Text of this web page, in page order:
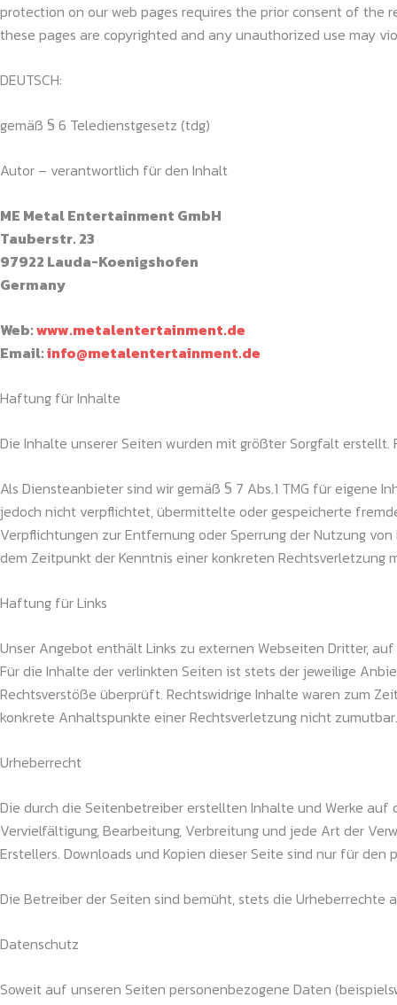
protection on our web pages requires the prior consent of the
these pages are copyrighted and any unauthorized use may
DEUTSCH:
gemäß § 6 Teledienstgesetz (tdg)
Autor – verantwortlich für den Inhalt
ME Metal Entertainment GmbH
Tauberstr. 23
97922 Lauda-Koenigshofen
Germany
Web:www.metalentertainment.de
Email:info@metalentertainment.de
Haftung für Inhalte
Die Inhalte unserer Seiten wurden mit größter Sorgfalt
Als Diensteanbieter sind wir gemäß § 7 Abs.1 TMG für eigene
jedoch nicht verpflichtet, übermittelte oder gespeicherte
Verpflichtungen zur Entfernung oder Sperrung der Nutzung
dem Zeitpunkt der Kenntnis einer konkreten
Haftung für Links
Unser Angebot enthält Links zu externen Webseiten Dritter,
Für die Inhalte der verlinkten Seiten ist stets der jeweilige
Rechtsverstöße überprüft. Rechtswidrige Inhalte waren zum
konkrete Anhaltspunkte einer Rechtsverletzung nicht
Urheberrecht
Die durch die Seitenbetreiber erstellten Inhalte und Werke
Vervielfältigung, Bearbeitung, Verbreitung und jede Art der
Erstellers. Downloads und Kopien dieser Seite sind nur für
Die Betreiber der Seiten sind bemüht, stets die
Datenschutz
Soweit auf unseren Seiten personenbezogene Daten